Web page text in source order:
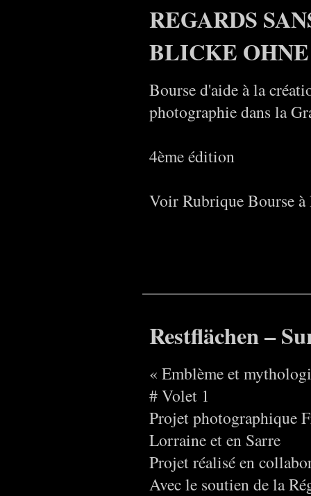
REGARDS
BLICKE
Bourse d'aide à la
photographie dans la
4ème édition
Voir Rubrique Bourse à
Restflächen –
« Emblème et
# Volet 1
Projet photographique
Lorraine et en Sarre
Projet réalisé en
Avec le soutien de la